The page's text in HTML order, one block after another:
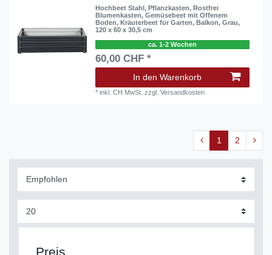
Hochbeet Stahl, Pflanzkasten, Rostfrei
Blumenkasten, Gemüsebeet mit Offenem
Boden, Kräuterbeet für Garten, Balkon, Grau,
120 x 60 x 30,5 cm
ca. 1-2 Wochen
60,00 CHF *
In den Warenkorb
*inkl. CH MwSt. zzgl.Versandkosten
1 2
Preis